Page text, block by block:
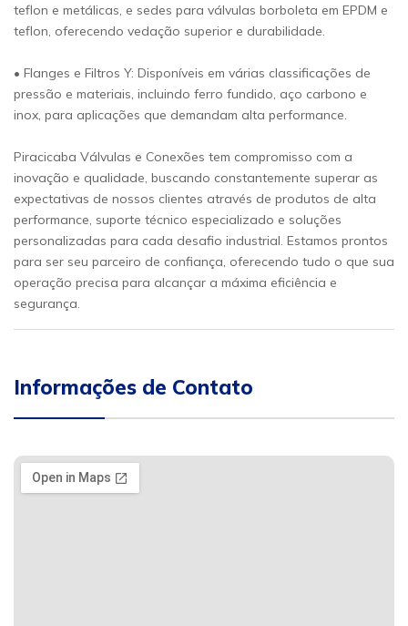
teflon e metálicas, e sedes para válvulas borboleta em EPDM e
teflon, oferecendo vedação superior e durabilidade.
• Flanges e Filtros Y: Disponíveis em várias classificações de
pressão e materiais, incluindo ferro fundido, aço carbono e
inox, para aplicações que demandam alta performance.
Piracicaba Válvulas e Conexões tem compromisso com a
inovação e qualidade, buscando constantemente superar as
expectativas de nossos clientes através de produtos de alta
performance, suporte técnico especializado e soluções
personalizadas para cada desafio industrial. Estamos prontos
para ser seu parceiro de confiança, oferecendo tudo o que sua
operação precisa para alcançar a máxima eficiência e
segurança.
Informações de Contato